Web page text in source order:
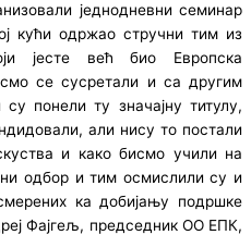
једнодневни семинар
кући одржао стручни тим из
јесте већ био Европска
смо се сусретали и са другим
понели ту значајну титулу,
али нису то постали
и како бисмо учили на
одбор и тим осмислили су и
ка добијању подршке
Фајгељ, председник ОО ЕПК,